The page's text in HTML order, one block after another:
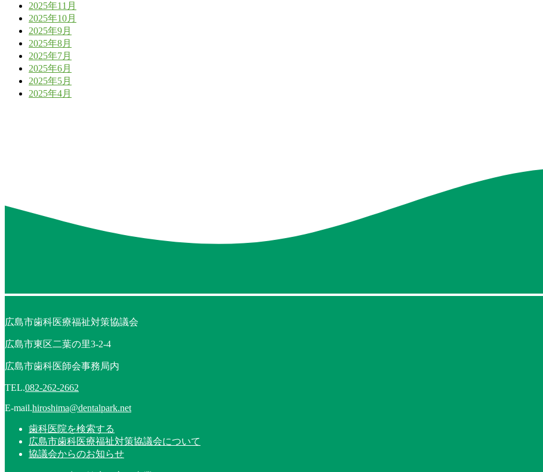
2025年11月
2025年10月
2025年9月
2025年8月
2025年7月
2025年6月
2025年5月
2025年4月
広島市歯科医療福祉対策協議会
広島市東区二葉の里3-2-4
広島市歯科医師会事務局内
TEL.082-262-2662
E-mail.hiroshima@dentalpark.net
歯科医院を検索する
広島市歯科医療福祉対策協議会について
協議会からのお知らせ